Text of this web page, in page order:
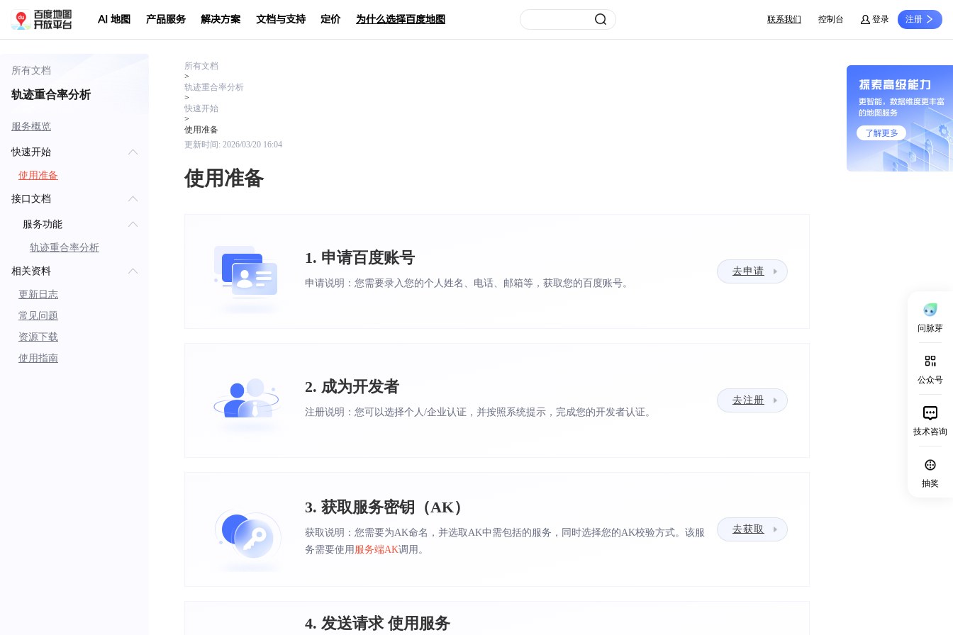
AI 地图 产品服务 解决方案 文档与支持 定价 为什么选择百度地图 联系我们 控制台 登录 注册
问脉芽
公众号
技术咨询
抽奖
所有文档
轨迹重合率分析
服务概览
快速开始
使用准备
接口文档
服务功能
轨迹重合率分析
相关资料
更新日志
常见问题
资源下载
使用指南
所有文档
>
轨迹重合率分析
>
快速开始
>
使用准备
更新时间: 2026/03/20 16:04
使用准备
1. 申请百度账号
申请说明：您需要录入您的个人姓名、电话、邮箱等，获取您的百度账号。
去申请
2. 成为开发者
注册说明：您可以选择个人/企业认证，并按照系统提示，完成您的开发者认证。
去注册
3. 获取服务密钥（AK）
获取说明：您需要为AK命名，并选取AK中需包括的服务，同时选择您的AK校验方式。该服
务需要使用 服务端AK调用。
去获取
4. 发送请求 使用服务